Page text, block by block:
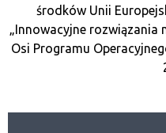
środków Unii
„Innowacyjne rozwiązania
Osi Programu